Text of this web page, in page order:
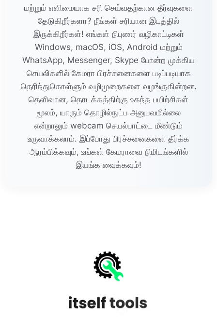
மற்றும் எளிமையாக சரி செய்வதற்கான தீர்வுகளை
தேடுகிறீர்களா? நீங்கள் சரியான இடத்தில்
இருக்கிறீர்கள்! எங்கள் நிபுணர் வழிகாட்டிகள்
Windows, macOS, iOS, Android மற்றும்
WhatsApp, Messenger, Skype போன்ற முக்கிய
செயலிகளில் கேமரா பிரச்சனைகளை படிப்படியாக
தெரிந்துகொள்ளும் வழிமுறைகளை வழங்குகின்றன.
தெளிவான, தொடக்கத்திற்கு உகந்த பயிற்சிகள்
மூலம், யாரும் தொழில்நுட்ப அனுபவமில்லை
என்றாலும் webcam செயல்பாட்டை மீண்டும்
உருவாக்கலாம். இப்போது பிரச்சனைகளை தீர்க்க
ஆரம்பிக்கவும், உங்கள் கேமராவை நிமிடங்களில்
இயங்க வைக்கவும்!